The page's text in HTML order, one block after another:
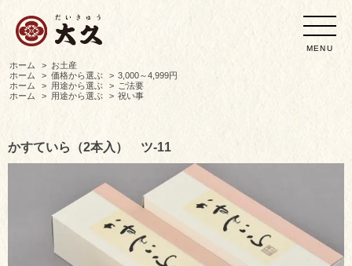
MENU
ホーム > お土産
ホーム
> 価格から選ぶ > 3,000～4,999円
ホーム
> 用途から選ぶ > ご法要
ホーム
> 用途から選ぶ > 祝い事
かすていら（2本入） ツ-11